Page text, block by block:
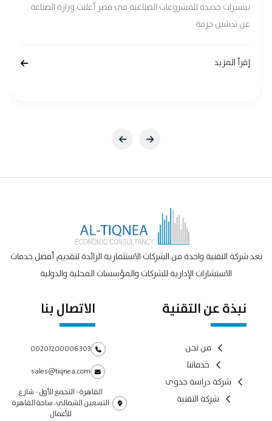
تيسيرات جديدة للمشروعات الصناعية في مصر أعلنت وزارة الصناعة
عن تدشين حزمة
إقرأ المزيد
تعد شركة التقنية واحدة من الشركات الاستثمارية الرائدة لتقديم أفضل خدمات
الاستشارات الإدارية للشركات والمؤسسات المحلية والدولية
نبذة عن التقنية
من نحن
خدماتنا
شركة دراسة جدوى
شركة التقنية
الاتصال بنا
00201200006303
sales@tiqnea.com
القاهرة - التجمع الأول - شارع
التسعين الشمالي، ساحة القاهرة
للأعمال